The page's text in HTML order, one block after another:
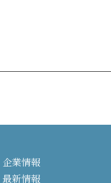
企業情報
最新情報